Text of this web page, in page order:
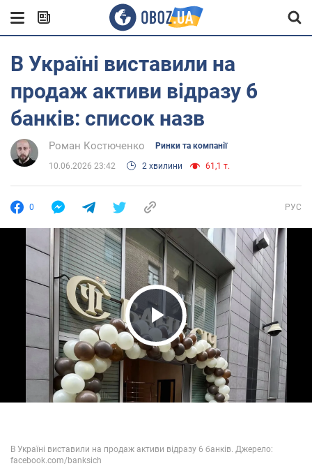
В Україні виставили на
продаж активи відразу 6
банків: список назв
Роман Костюченко Ринки та компанії
10.06.2026 23:42 2 хвилини 61,1 т.
0 РУС
Play Video